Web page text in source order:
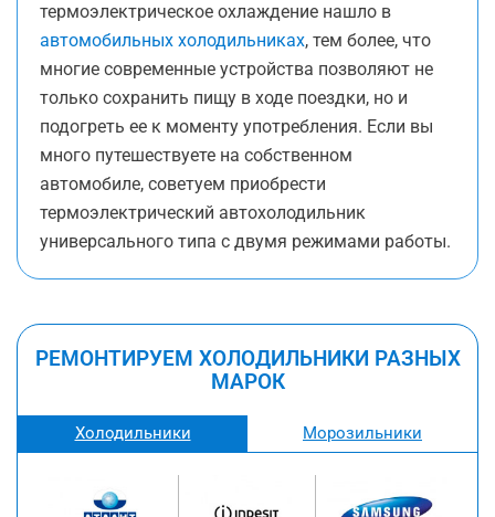
термоэлектрическое охлаждение нашло в
автомобильных холодильниках, тем более, что
многие современные устройства позволяют не
только сохранить пищу в ходе поездки, но и
подогреть ее к моменту употребления. Если вы
много путешествуете на собственном
автомобиле, советуем приобрести
термоэлектрический автохолодильник
универсального типа с двумя режимами работы.
РЕМОНТИРУЕМ ХОЛОДИЛЬНИКИ РАЗНЫХ
МАРОК
Холодильники Морозильники